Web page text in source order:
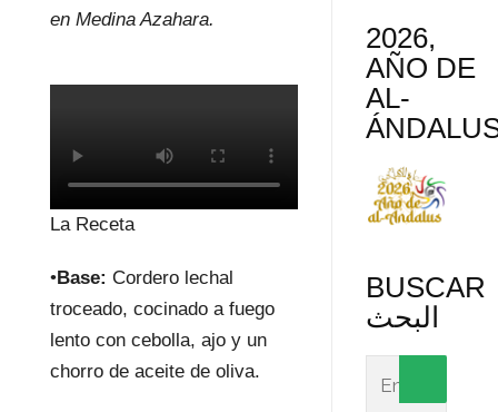
en Medina Azahara.
La Receta
•Base: Cordero lechal
troceado, cocinado a fuego
lento con cebolla, ajo y un
chorro de aceite de oliva.
2026,
AÑO DE
AL-
BUSCAR
البحث